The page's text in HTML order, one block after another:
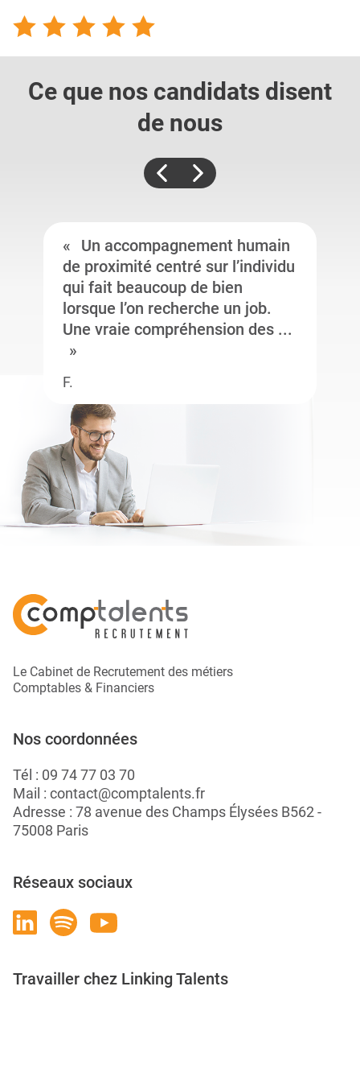
Ce que nos candidats disent
de nous
Un accompagnement humain
de proximité centré sur l’individu
qui fait beaucoup de bien
lorsque l’on recherche un job.
Une vraie compréhension des ...
F.
Le Cabinet de Recrutement des métiers
Comptables & Financiers
Nos coordonnées
Tél : 09 74 77 03 70
Mail : contact@comptalents.fr
Adresse : 78 avenue des Champs Élysées B562 -
75008 Paris
Réseaux sociaux
Travailler chez Linking Talents